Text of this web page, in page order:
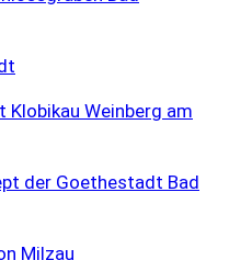
der Goethestadt Bad